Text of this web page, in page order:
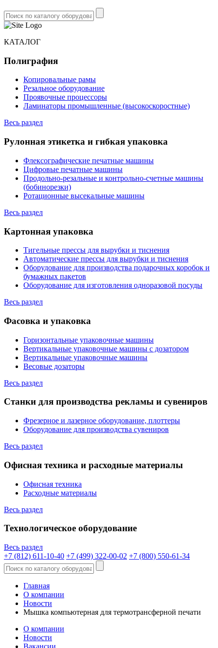
КАТАЛОГ
Полиграфия
Копировальные рамы
Резальное оборудование
Проявочные процессоры
Ламинаторы промышленные (высокоскоростные)
Весь раздел
Рулонная этикетка и гибкая упаковка
Флексографические печатные машины
Цифровые печатные машины
Продольно-резальные и контрольно-счетные машины
(бобинорезки)
Ротационные высекальные машины
Весь раздел
Картонная упаковка
Тигельные прессы для вырубки и тиснения
Автоматические прессы для вырубки и тиснения
Оборудование для производства подарочных коробок и
бумажных пакетов
Оборудование для изготовления одноразовой посуды
Весь раздел
Фасовка и упаковка
Горизонтальные упаковочные машины
Вертикальные упаковочные машины с дозатором
Вертикальные упаковочные машины
Весовые дозаторы
Весь раздел
Станки для производства рекламы и сувениров
Фрезерное и лазерное оборудование, плоттеры
Оборудование для производства сувениров
Весь раздел
Офисная техника и расходные материалы
Офисная техника
Расходные материалы
Весь раздел
Технологическое оборудование
Весь раздел
+7 (812) 611-10-40 +7 (499) 322-00-02 +7 (800) 550-61-34
Главная
О компании
Новости
Мышка компьютерная для термотрансферной печати
О компании
Новости
Вакансии